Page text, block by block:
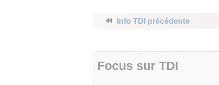
⏪ Info TDI précédente
Focus sur TDI